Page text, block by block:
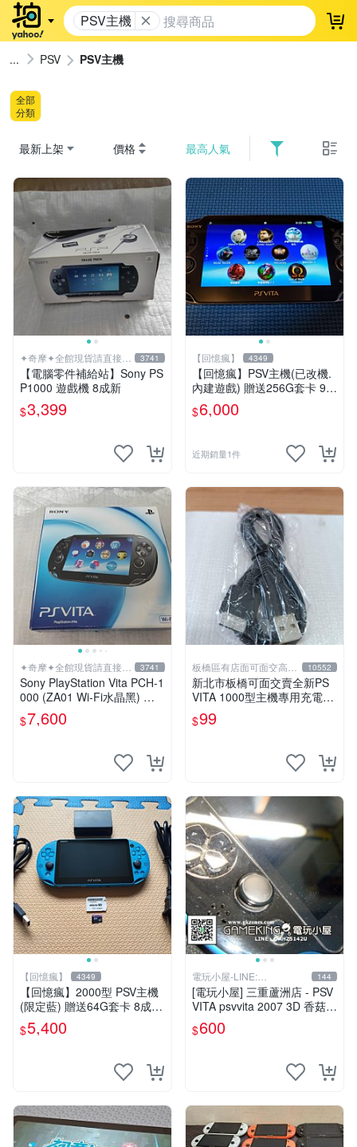
PSV主機 登
PSV PSV主機
全部
分類
最新上架 價格 最高人氣
✦奇摩✦全館現貨請直接下
標
3741
【電腦零件補給站】Sony PS
P1000 遊戲機 8成新
$3,399
【回憶瘋】 4349
【回憶瘋】PSV主機(已改機.
內建遊戲) 贈送256G套卡 9成
新 遊戲機 PSVITA
$6,000
近期銷量1件
✦奇摩✦全館現貨請直接下
標
3741
Sony PlayStation Vita PCH-1
000 (ZA01 Wi-Fi水晶黑) 掌
上遊戲機 5英吋多點觸控螢幕
$7,600
板橋區有店面可面交高價
回收電玩
10552
新北市板橋可面交賣全新PS
VITA 1000型主機專用充電
線....超便宜只賣99元
$99
【回憶瘋】 4349
【回憶瘋】2000型 PSV主機
(限定藍) 贈送64G套卡 8成5
新 遊戲機 PSVITA
$5,400
電玩小屋-LINE:
@AHZ5142U
144
[電玩小屋] 三重蘆洲店 - PSV
VITA psvvita 2007 3D 香菇
方向 類比 故障 [維修]
$600